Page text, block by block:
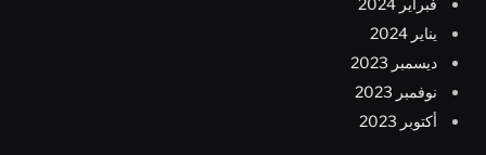
يناير 2024
ديسمبر 2023
نوفمبر 2023
أكتوبر 2023